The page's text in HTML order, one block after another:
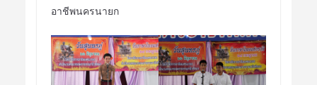
อาชีพนครนายก